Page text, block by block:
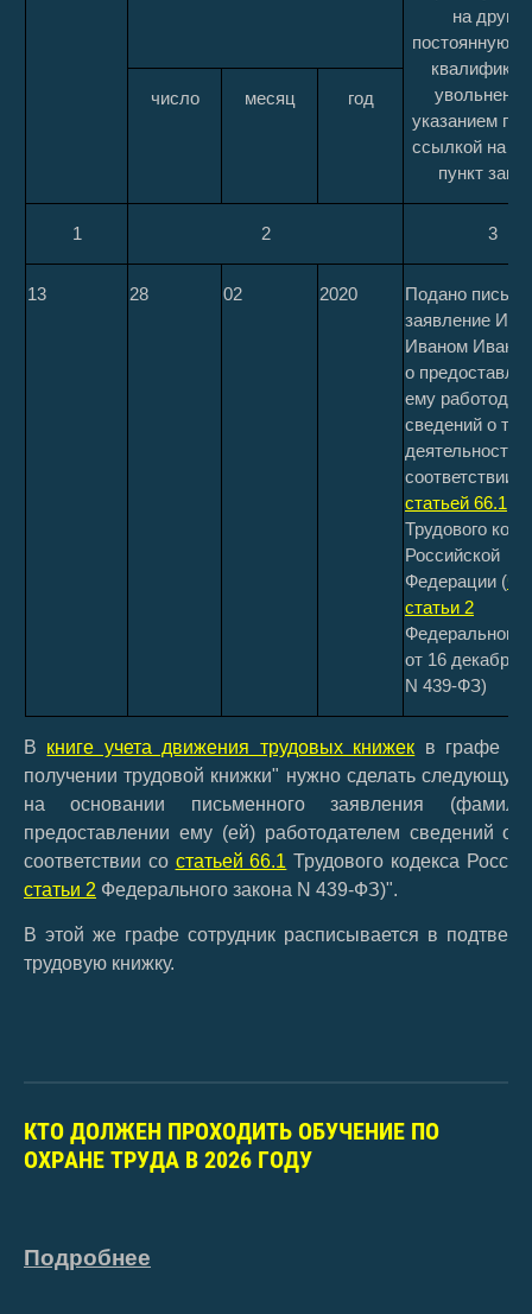
КТО ДОЛЖЕН ПРОХОДИТЬ ОБУЧЕНИЕ ПО
ОХРАНЕ ТРУДА В 2026 ГОДУ
Подробнее
на
постоянную
указанием
ссылкой на
пункт
число месяц год
1 2 3
13 28 02 2020
Подано
заявление
Иваном
о
ему
сведений о
деятельности в
соответствии
статьей 66.1
Трудового
Российской
Федерации (
статьи 2
Федерального
от 16 декабря
N 439-ФЗ)
В книге учета движения трудовых книжек в графе 13
получении трудовой книжки" нужно сделать следующую
на основании письменного заявления
предоставлении ему (ей) работодателем сведений о
соответствии со статьей 66.1 Трудового кодекса
статьи 2 Федерального закона N 439-ФЗ)".
В этой же графе сотрудник расписывается в
трудовую книжку.